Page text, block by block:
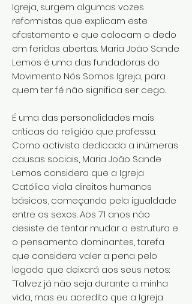
Igreja, surgem algumas vozes
reformistas que explicam este
afastamento e que colocam o dedo
em feridas abertas. Maria João Sande
Lemos é uma das fundadoras do
Movimento Nós Somos Igreja, para
quem ter fé não significa ser cego.
É uma das personalidades mais
críticas da religião que professa.
Como activista dedicada a inúmeras
causas sociais, Maria João Sande
Lemos considera que a Igreja
Católica viola direitos humanos
básicos, começando pela igualdade
entre os sexos. Aos 71 anos não
desiste de tentar mudar a estrutura e
o pensamento dominantes, tarefa
que considera valer a pena pelo
legado que deixará aos seus netos:
“Talvez já não seja durante a minha
vida, mas eu acredito que a Igreja